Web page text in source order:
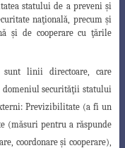
statului de a preveni şi
naţională, precum şi
şi de cooperare cu ţările
linii directoare, care
securităţii statului
Previzibilitate (a fi un
(măsuri pentru a răspunde
coordonare şi cooperare),